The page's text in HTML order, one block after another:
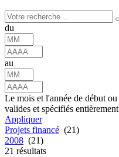
du
au
Le mois et l'année de début
valides et spécifiés
Appliquer
Projets financé (21)
2008 (21)
21 résultats